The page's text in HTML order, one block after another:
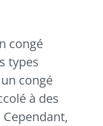
congé
types
congé
à des
Cependant,